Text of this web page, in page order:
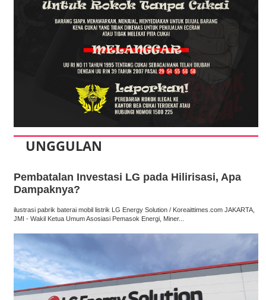
UNGGULAN
Pembatalan Investasi LG pada Hilirisasi, Apa
Dampaknya?
ilustrasi pabrik baterai mobil listrik LG Energy Solution / Koreaittimes.com JAKARTA,
JMI - Wakil Ketua Umum Asosiasi Pemasok Energi, Miner...